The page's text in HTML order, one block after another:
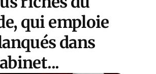
qui emploie
dans